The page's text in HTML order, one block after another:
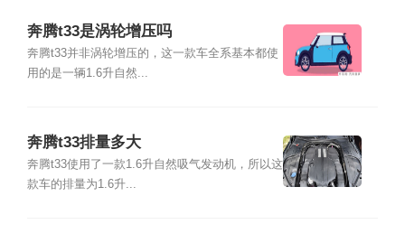
奔腾t33是涡轮增压吗
奔腾t33并非涡轮增压的，这一款车全系基本都使
用的是一辆1.6升自然...
奔腾t33排量多大
奔腾t33使用了一款1.6升自然吸气发动机，所以这
款车的排量为1.6升...